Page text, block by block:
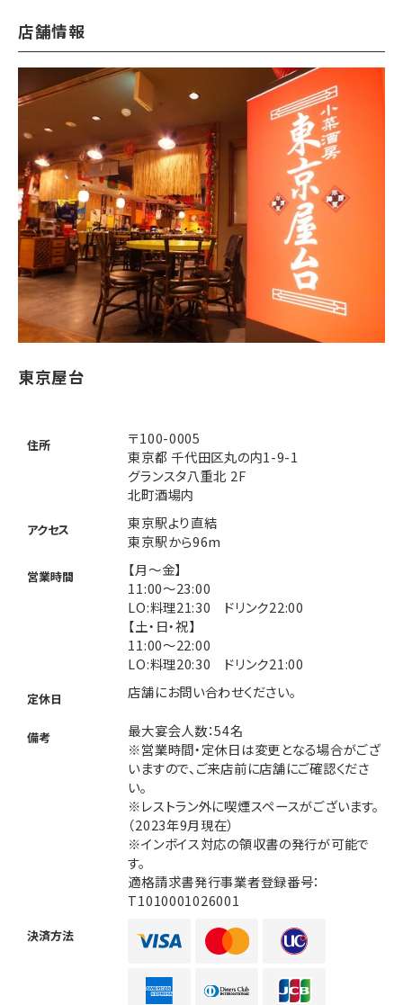
店舗情報
東京屋台
住所
〒100-0005
東京都 千代田区丸の内1-9-1
グランスタ八重北 2F
北町酒場内
アクセス
東京駅より直結
東京駅から96m
営業時間
【月～金】
11:00～23:00
LO:料理21:30 ドリンク22:00
【土・日・祝】
11:00～22:00
LO:料理20:30 ドリンク21:00
定休日 店舗にお問い合わせください。
備考
最大宴会人数：54名
※営業時間・定休日は変更となる場合がござ
いますので、ご来店前に店舗にご確認くださ
い。
※レストラン外に喫煙スペースがございます。
（2023年9月現在）
※インボイス対応の領収書の発行が可能で
す。
適格請求書発行事業者登録番号：
T1010001026001
決済方法